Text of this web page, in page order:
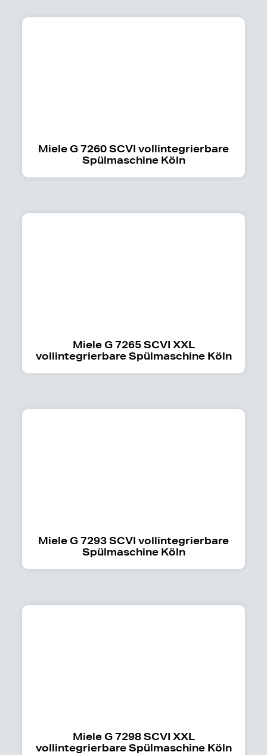
Miele G 7260 SCVI vollintegrierbare
Spülmaschine Köln
Miele G 7265 SCVI XXL
vollintegrierbare Spülmaschine Köln
Miele G 7293 SCVI vollintegrierbare
Spülmaschine Köln
Miele G 7298 SCVI XXL
vollintegrierbare Spülmaschine Köln